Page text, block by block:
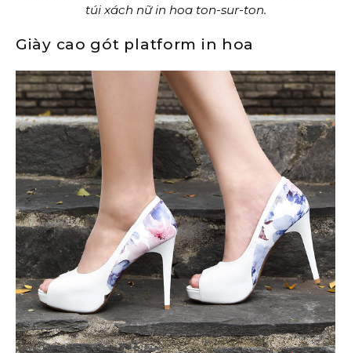
túi xách nữ in hoa ton-sur-ton.
Giày cao gót platform in hoa